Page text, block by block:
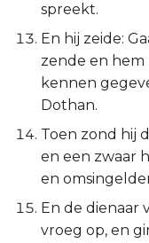
Judas
Openbaring
spreekt.
En hij zeide:
zende en
kennen
Dothan.
Toen zond hij
en een zwaar
en
En de dienaar
vroeg op, en